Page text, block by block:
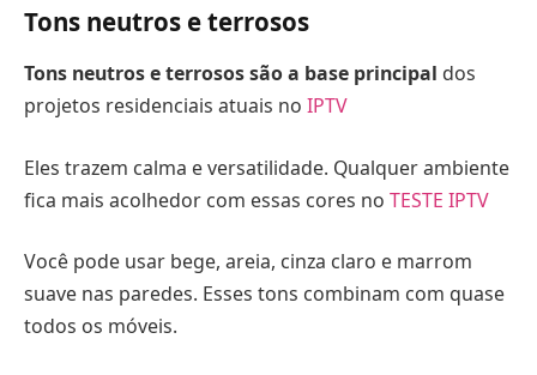
Tons neutros e terrosos
Tons neutros e terrosos são a base principal dos
projetos residenciais atuais no IPTV
Eles trazem calma e versatilidade. Qualquer ambiente
fica mais acolhedor com essas cores no TESTE IPTV
Você pode usar bege, areia, cinza claro e marrom
suave nas paredes. Esses tons combinam com quase
todos os móveis.